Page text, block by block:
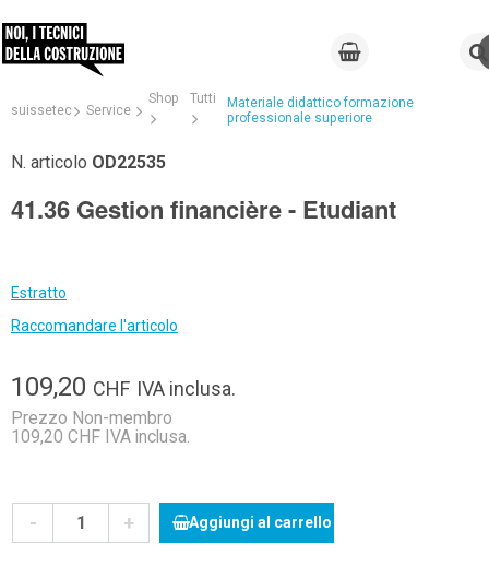
suissetec Service
Shop Tutti
Materiale didattico formazione
professionale superiore
N. articolo OD22535
41.36 Gestion financière - Etudiant
Estratto
Raccomandare l'articolo
109,20 CHF IVA inclusa.
Prezzo Non-membro
109,20 CHF IVA inclusa.
- + Aggiungi al carrello